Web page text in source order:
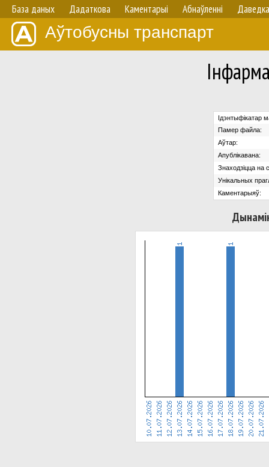
База даных Дадаткова Каментарыі Абнаўленнi Даведка
Аўтобусны транспарт
Ідэнтыфікатар
Памер файла:
Аўтар:
Апублікавана:
Знаходзіцца на
Унікальных
Каментарыяў: